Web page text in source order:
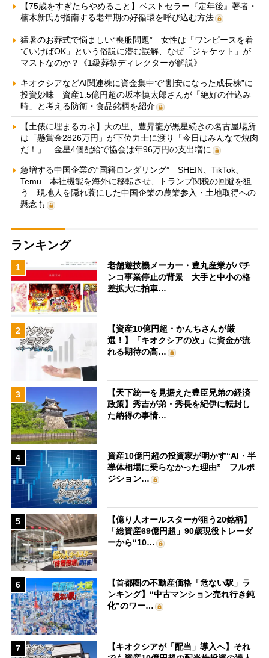
【75歳をすぎたらやめること】ベストセラー『定年後』著者・
楠木新氏が指南する老年期の好循環を呼び込む方法
猛暑のお葬式で悩ましい“喪服問題” 女性は「ワンピースを着
ていけばOK」という俗説に潜む誤解、なぜ「ジャケット」が
マストなのか？《1級葬祭ディレクターが解説》
キオクシアなどAI関連株に資金集中で“割安になった成長株”に
投資妙味 資産1.5億円超の坂本慎太郎さんが「絶好の仕込み
時」と考える防衛・食品銘柄を紹介
【土俵に埋まるカネ】大の里、豊昇龍が黒星続きの名古屋場所
は「懸賞金2826万円」が下位力士に渡り「今日はみんなで焼肉
だ！」 金星4個配給で協会は年96万円の支出増に
急増する中国企業の“国籍ロンダリング” SHEIN、TikTok、
Temu…本社機能を海外に移転させ、トランプ関税の回避を狙
う 現地人を隠れ蓑にした中国企業の農業参入・土地取得への
懸念も
ランキング
1
老舗遊技機メーカー・豊丸産業がパチ
ンコ事業停止の背景 大手と中小の格
差拡大に拍車…
2
【資産10億円超・かんちさんが厳
選！】「キオクシアの次」に資金が流
れる期待の高…
3
【天下統一を見据えた豊臣兄弟の経済
政策】秀吉が弟・秀長を紀伊に転封し
た納得の事情…
4
資産10億円超の投資家が明かす“AI・半
導体相場に乗らなかった理由” フルポ
ジション…
5
【億り人オールスターが狙う20銘柄】
「総資産69億円超」90歳現役トレーダ
ーから“10…
6
【首都圏の不動産価格「危ない駅」ラ
ンキング】“中古マンション売れ行き鈍
化”のワー…
7
【キオクシアが「配当」導入へ】それ